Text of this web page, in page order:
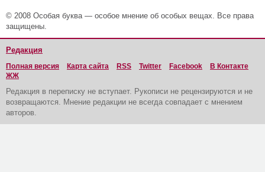
© 2008 Особая буква — особое мнение об особых вещах. Все права
защищены.
Редакция
Полная версия Карта сайта RSS Twitter Facebook
В Контакте
ЖЖ
Редакция в переписку не вступает. Рукописи не рецензируются и не
возвращаются. Мнение редакции не всегда совпадает с мнением
авторов.